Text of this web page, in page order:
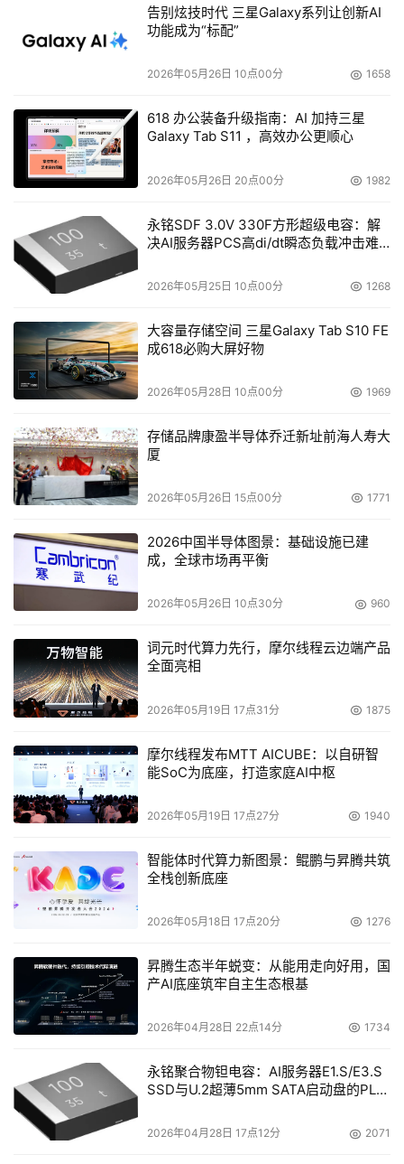
告别炫技时代 三星Galaxy系列让创新AI
功能成为“标配”
2026年05月26日 10点00分 1658
618 办公装备升级指南：AI 加持三星
Galaxy Tab S11 ，高效办公更顺心
2026年05月26日 20点00分 1982
永铭SDF 3.0V 330F方形超级电容：解
决AI服务器PCS高di/dt瞬态负载冲击难
2026年05月25日 10点00分 1268
大容量存储空间 三星Galaxy Tab S10 FE
成618必购大屏好物
2026年05月28日 10点00分 1969
存储品牌康盈半导体乔迁新址前海人寿大
厦
2026年05月26日 15点00分 1771
2026中国半导体图景：基础设施已建
成，全球市场再平衡
2026年05月26日 10点30分 960
词元时代算力先行，摩尔线程云边端产品
全面亮相
2026年05月19日 17点31分 1875
摩尔线程发布MTT AICUBE：以自研智
能SoC为底座，打造家庭AI中枢
2026年05月19日 17点27分 1940
智能体时代算力新图景：鲲鹏与昇腾共筑
全栈创新底座
2026年05月18日 17点20分 1276
昇腾生态半年蜕变：从能用走向好用，国
产AI底座筑牢自主生态根基
2026年04月28日 22点14分 1734
永铭聚合物钽电容：AI服务器E1.S/E3.S
SSD与U.2超薄5mm SATA启动盘的PLP
2026年04月28日 17点12分 2071